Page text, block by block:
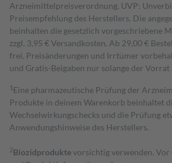
Arzneimittelpreisverordnung. UVP:
Preisempfehlung des Herstellers. Die
beinhalten die gesetzlich vorgeschriebene
zzgl. 3,95 € Versandkosten. Ab 29,00 €
frei. Preisänderungen und Irrtümer
und Gratis-Beigaben nur solange der Vorrat
1 Eine pharmazeutische Prüfung der
Produkte in deinem Warenkorb beinhaltet
Wechselwirkungschecks und die Prüfung
Anwendungshinweise des Herstellers.
2Biozidproduktevorsichtig verwenden.